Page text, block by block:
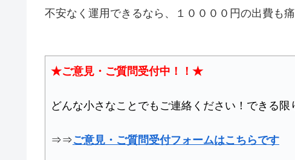
不安なく運用できるなら、１００００円の出費も
★ご意見・ご質問受付中！！★
どんな小さなことでもご連絡ください！できる限
⇒⇒ご意見・ご質問受付フォームはこちらです